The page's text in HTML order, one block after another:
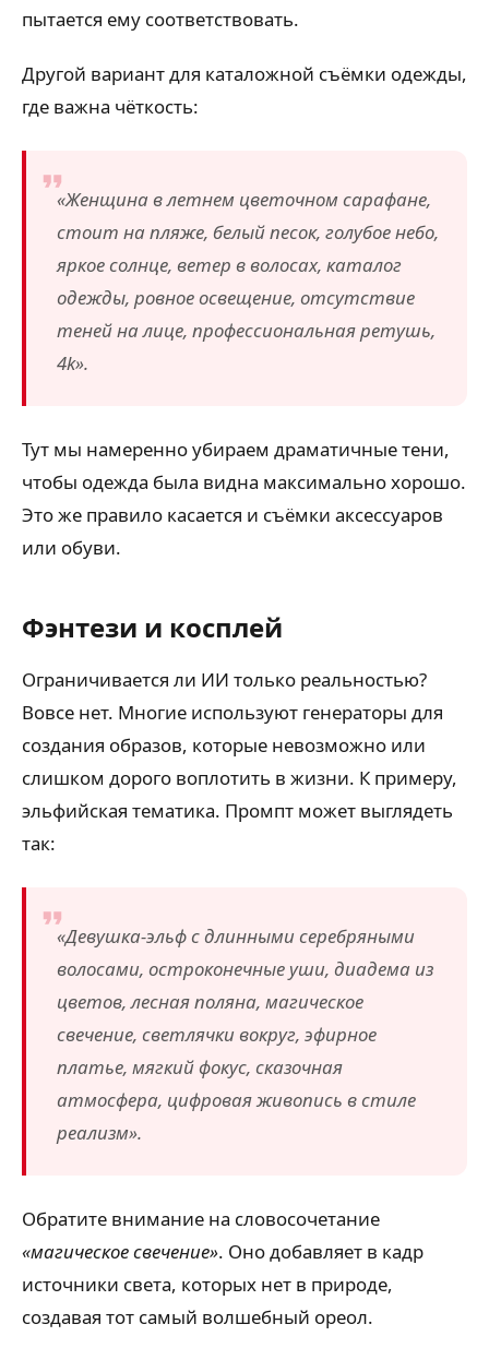
пытается ему соответствовать.
Другой вариант для каталожной съёмки одежды,
где важна чёткость:
«Женщина в летнем цветочном сарафане,
стоит на пляже, белый песок, голубое небо,
яркое солнце, ветер в волосах, каталог
одежды, ровное освещение, отсутствие
теней на лице, профессиональная ретушь,
4k».
Тут мы намеренно убираем драматичные тени,
чтобы одежда была видна максимально хорошо.
Это же правило касается и съёмки аксессуаров
или обуви.
Фэнтези и косплей
Ограничивается ли ИИ только реальностью?
Вовсе нет. Многие используют генераторы для
создания образов, которые невозможно или
слишком дорого воплотить в жизни. К примеру,
эльфийская тематика. Промпт может выглядеть
так:
«Девушка-эльф с длинными серебряными
волосами, остроконечные уши, диадема из
цветов, лесная поляна, магическое
свечение, светлячки вокруг, эфирное
платье, мягкий фокус, сказочная
атмосфера, цифровая живопись в стиле
реализм».
Обратите внимание на словосочетание
«магическое свечение». Оно добавляет в кадр
источники света, которых нет в природе,
создавая тот самый волшебный ореол.